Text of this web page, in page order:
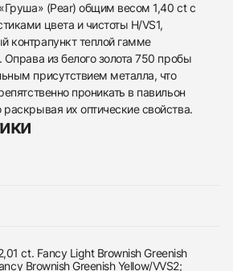
(Pear) общим весом 1,40 ct с
цвета и чистоты H/VS1,
контрапункт теплой гамме
Оправа из белого золота 750 пробы
присутствием металла, что
проникать в павильон
их оптические свойства.
ct. Fancy Light Brownish Greenish
Brownish Greenish Yellow/VVS2;
2,01/2,03 ct. FBGY/VVS
+ Документы